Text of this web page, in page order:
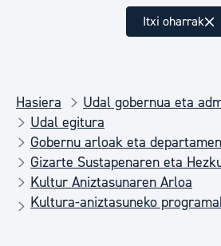
Itxi oharrak
Hasiera
Udal gobernua eta
Udal egitura
Gobernu arloak eta
Gizarte Sustapenaren eta
Kultur Aniztasunaren Arloa
Kultura-aniztasuneko